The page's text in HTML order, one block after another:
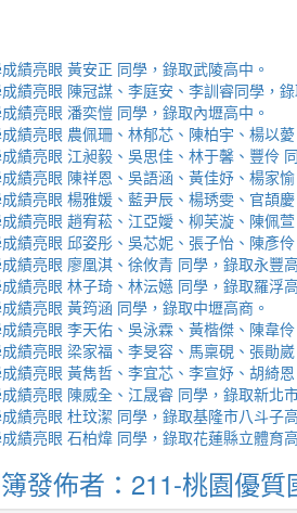
績亮眼 黃安正 同學，錄取武陵高中。
績亮眼 陳冠謀、李庭安、李訓睿同學，
績亮眼 潘奕愷 同學，錄取內壢高中。
績亮眼 農佩珊、林郁芯、陳柏宇、楊以
績亮眼 江昶毅、吳思佳、林于馨、豐伶
績亮眼 陳祥恩、吳語涵、黃佳妤、楊家
績亮眼 楊雅媛、藍尹辰、楊琇雯、官頡
績亮眼 趙宥菘、江亞嬡、柳芙漩、陳佩
績亮眼 邱姿彤、吳芯妮、張子怡、陳彥
績亮眼 廖凰淇、徐攸青 同學，錄取永豐
績亮眼 林子琦、林沄嬨 同學，錄取羅浮
績亮眼 黃筠涵 同學，錄取中壢高商。
績亮眼 李天佑、吳泳霖、黃楷傑、陳韋
績亮眼 梁家福、李旻容、馬稟硯、張勛
績亮眼 黃雋哲、李宜芯、李宣妤、胡綺
績亮眼 陳威全、江晟睿 同學，錄取新北
績亮眼 杜玟潔 同學，錄取基隆市八斗子
績亮眼 石柏煒 同學，錄取花蓮縣立體育
發佈者：211-桃園優質